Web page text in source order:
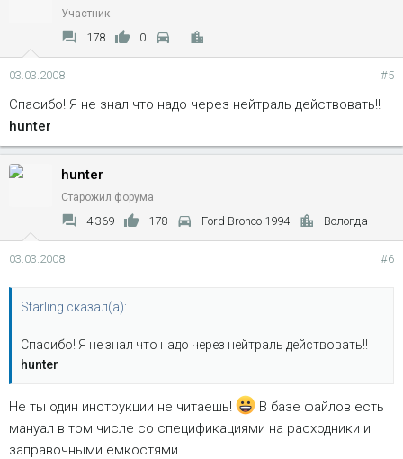
Участник
178 0
03.03.2008 #5
Спасибо! Я не знал что надо через нейтраль действовать!!
hunter
hunter
Старожил форума
4 369 178 Ford Bronco 1994 Вологда
03.03.2008 #6
Starling сказал(а):
Спасибо! Я не знал что надо через нейтраль действовать!!
hunter
Не ты один инструкции не читаешь!
В базе файлов есть
мануал в том числе со спецификациями на расходники и
заправочными емкостями.